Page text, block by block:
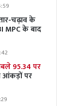
चढ़ाव के
MPC के बाद
95.34 पर
आंकड़ों पर